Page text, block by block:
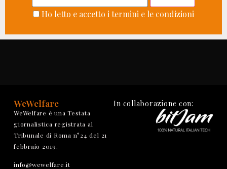
Ho letto e accetto i termini e le condizioni
WeWelfare
WeWelfare è una Testata
giornalistica registrata al
Tribunale di Roma n°24 del 21
febbraio 2019.
info@wewelfare.it
In collaborazione con: